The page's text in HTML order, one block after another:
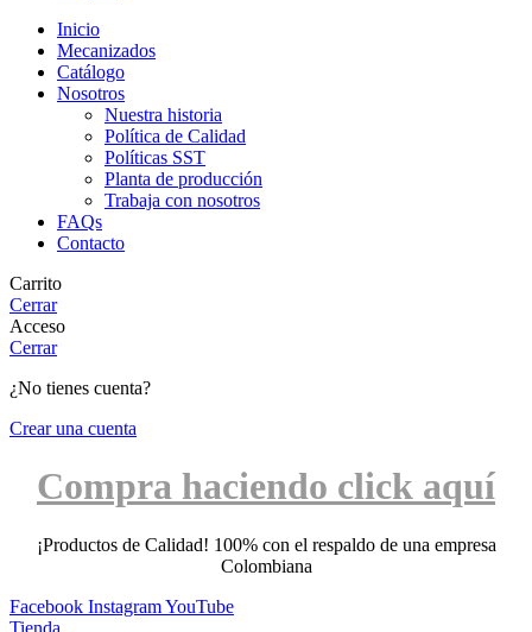
Inicio
Mecanizados
Catálogo
Nosotros
Nuestra historia
Política de Calidad
Políticas SST
Planta de producción
Trabaja con nosotros
FAQs
Contacto
Carrito
Cerrar
Acceso
Cerrar
¿No tienes cuenta?
Crear una cuenta
Compra haciendo click aquí
¡Productos de Calidad! 100% con el respaldo de una empresa
Colombiana
Facebook InstagramYouTube
Tienda